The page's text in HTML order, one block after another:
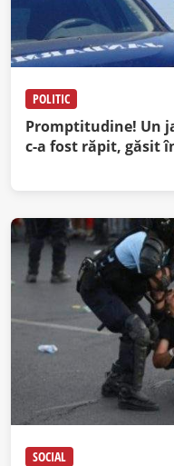
POLITIC
Promptitudine! Un
c-a fost răpit, găsit
SOCIAL